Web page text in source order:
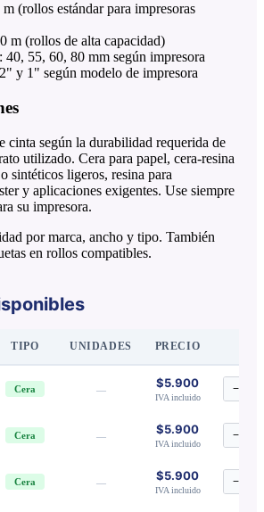
(rollos estándar para impresoras
m (rollos de alta capacidad)
40, 55, 60, 80 mm según impresora
y 1" según modelo de impresora
cinta según la durabilidad requerida de
utilizado. Cera para papel, cera-resina
sintéticos ligeros, resina para
y aplicaciones exigentes. Use siempre
su impresora.
por marca, ancho y tipo. También
en rollos compatibles.
TIPO UNIDADES PRECIO
Cera — $5.900
IVA incluido
−
Cera — $5.900
IVA incluido
−
Cera — $5.900
IVA incluido
−